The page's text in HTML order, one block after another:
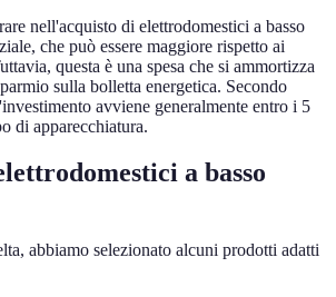
nell'acquisto di elettrodomestici a basso
che può essere maggiore rispetto ai
questa è una spesa che si ammortizza
sulla bolletta energetica. Secondo
avviene generalmente entro i 5
di apparecchiatura.
a basso
abbiamo selezionato alcuni prodotti adatti